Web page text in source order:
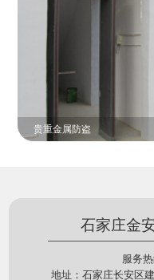
贵重金属防盗
石家庄金
服务
地址：石家庄长安区